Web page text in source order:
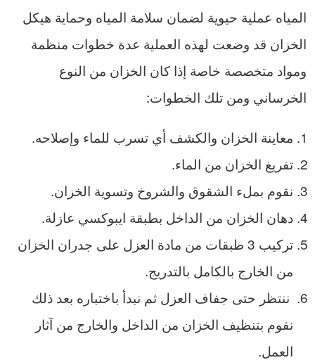
المياه عملية حيوية لضمان سلامة المياه وحماية هيكل
الخزان قد وضعت لهذه العملية عدة خطوات منظمة
ومواد متخصصة خاصة إذا كان الخزان من النوع
الخرساني ومن تلك الخطوات:
معاينة الخزان والكشف أي تسرب للماء وإصلاحه.
تفريغ الخزان من الماء.
نقوم بملء الشقوق والشروخ وتسوية الخزان.
دهان الخزان من الداخل بطبقة ايبوكسي عازلة.
تركيب 3 طبقات من مادة العزل على جدران الخزان
من الخارج بالكامل بالتدريج.
ننتظر حتى جفاف العزل ثم نبدأ باختباره بعد ذلك
نقوم بتنظيف الخزان من الداخل والخارج من آثار
العمل.